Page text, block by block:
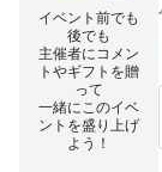
イベント前でも
後でも
主催者にコメン
トやギフトを贈
って
一緒にこのイベ
ントを盛り上げ
よう！